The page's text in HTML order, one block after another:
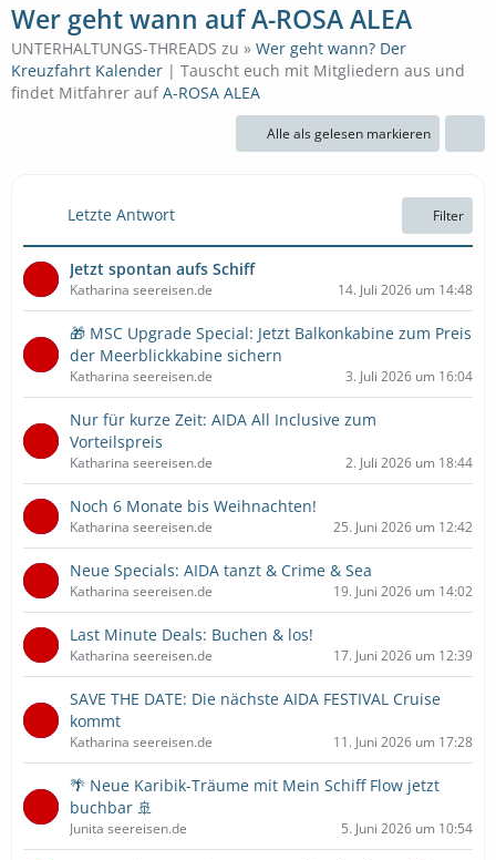
Wer geht wann auf A-ROSA ALEA
UNTERHALTUNGS-THREADS zu » Wer geht wann? Der
Kreuzfahrt Kalender | Tauscht euch mit Mitgliedern aus und
findet Mitfahrer aufA-ROSA ALEA
Alle als gelesen markieren
Letzte Antwort Filter
Jetzt spontan aufs Schiff
Katharina seereisen.de 14. Juli 2026 um 14:48
🎁 MSC Upgrade Special: Jetzt Balkonkabine zum Preis
der Meerblickkabine sichern
Katharina seereisen.de 3. Juli 2026 um 16:04
Nur für kurze Zeit: AIDA All Inclusive zum
Vorteilspreis
Katharina seereisen.de 2. Juli 2026 um 18:44
Noch 6 Monate bis Weihnachten!
Katharina seereisen.de 25. Juni 2026 um 12:42
Neue Specials: AIDA tanzt & Crime & Sea
Katharina seereisen.de 19. Juni 2026 um 14:02
Last Minute Deals: Buchen & los!
Katharina seereisen.de 17. Juni 2026 um 12:39
SAVE THE DATE: Die nächste AIDA FESTIVAL Cruise
kommt
Katharina seereisen.de 11. Juni 2026 um 17:28
🌴 Neue Karibik-Träume mit Mein Schiff Flow jetzt
buchbar 🚢
Junita seereisen.de 5. Juni 2026 um 10:54